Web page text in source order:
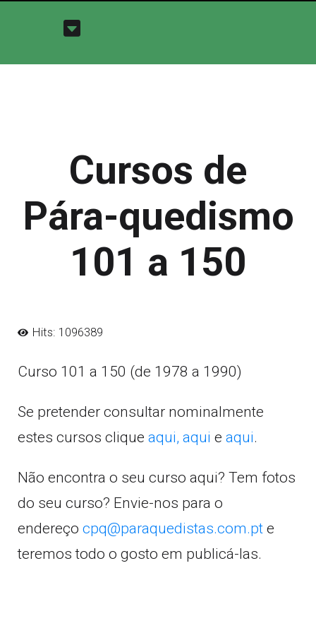
Cursos de
Pára-quedismo
101 a 150
Hits: 1096389
Curso 101 a 150 (de 1978 a 1990)
Se pretender consultar nominalmente
estes cursos clique aqui, aqui e aqui.
Não encontra o seu curso aqui? Tem fotos
do seu curso? Envie-nos para o
endereço cpq@paraquedistas.com.pt e
teremos todo o gosto em publicá-las.